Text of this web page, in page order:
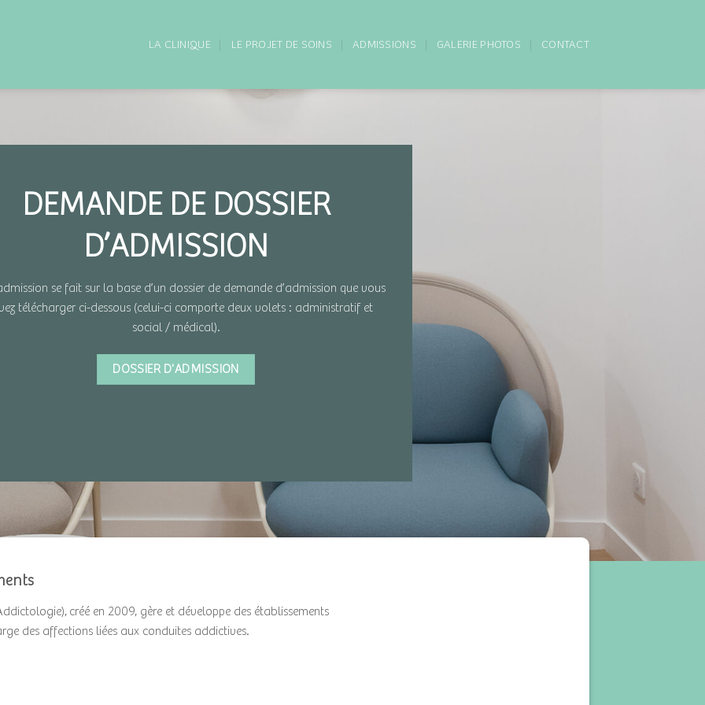
LA CLINIQUE LE PROJET DE SOINS ADMISSIONS GALERIE PHOTOS CONTACT
DEMANDE DE DOSSIER
D’ADMISSION
se fait sur la base d’un dossier de demande d’admission que vous
télécharger ci-dessous (celui-ci comporte deux volets : administratif et
social / médical).
DOSSIER D'ADMISSION
créé en 2009, gère et développe des établissements
des affections liées aux conduites addictives.